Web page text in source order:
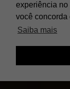
experiência no
você concorda
Saiba mais